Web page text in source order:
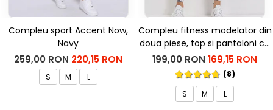
Compleu sport Accent Now,
Navy
259,00 RON220,15 RON
S M L
Compleu fitness modelator din
doua piese, top si pantaloni cu
talie inalta Marble, Alb cu Negru
199,00 RON169,15 RON
(8)
S
M L